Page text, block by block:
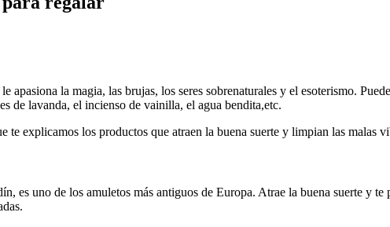
apasiona la magia, las brujas, los seres sobrenaturales y el esoterismo.
de lavanda, el incienso de vainilla, el agua bendita,etc.
te explicamos los productos que atraen la buena suerte y limpian las malas
es uno de los amuletos más antiguos de Europa. Atrae la buena suerte y